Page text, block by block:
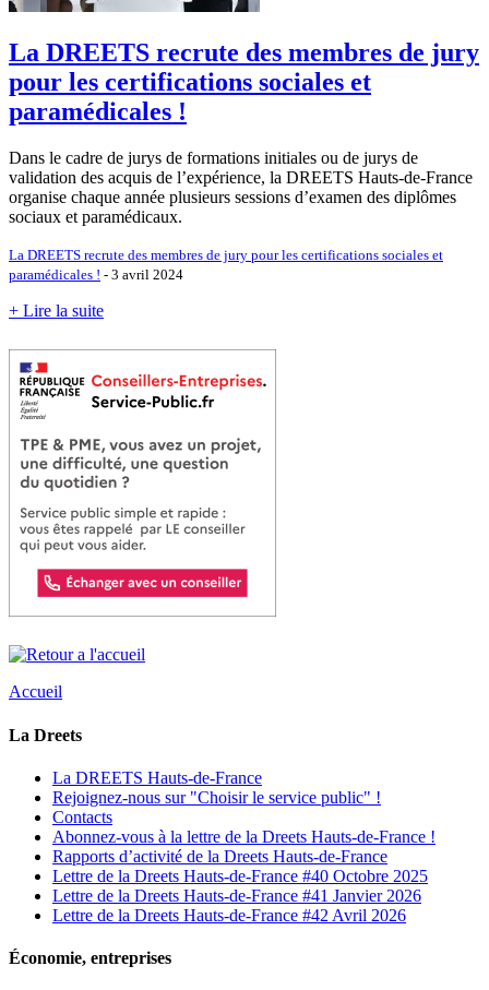
La DREETS recrute des membres de jury
pour les certifications sociales et
paramédicales !
Dans le cadre de jurys de formations initiales ou de jurys de
validation des acquis de l’expérience, la DREETS Hauts-de-France
organise chaque année plusieurs sessions d’examen des diplômes
sociaux et paramédicaux.
La DREETS recrute des membres de jury pour les certifications sociales et
paramédicales ! - 3 avril 2024
+ Lire la suite
Accueil
La Dreets
La DREETS Hauts-de-France
Rejoignez-nous sur "Choisir le service public" !
Contacts
Abonnez-vous à la lettre de la Dreets Hauts-de-France !
Rapports d’activité de la Dreets Hauts-de-France
Lettre de la Dreets Hauts-de-France #40 Octobre 2025
Lettre de la Dreets Hauts-de-France #41 Janvier 2026
Lettre de la Dreets Hauts-de-France #42 Avril 2026
Économie, entreprises